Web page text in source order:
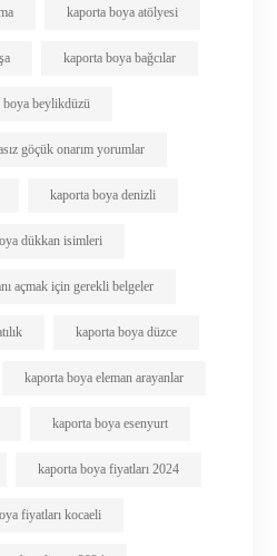
kaporta boya atölyesi
kaporta boya bağcılar
boya beylikdüzü
göçük onarım yorumlar
kaporta boya denizli
dükkan isimleri
açmak için gerekli belgeler
kaporta boya düzce
kaporta boya eleman arayanlar
kaporta boya esenyurt
kaporta boya fiyatları 2024
fiyatları kocaeli